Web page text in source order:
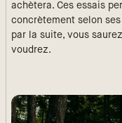
achètera. Ces essais
concrètement selon
par la suite, vous
voudrez.